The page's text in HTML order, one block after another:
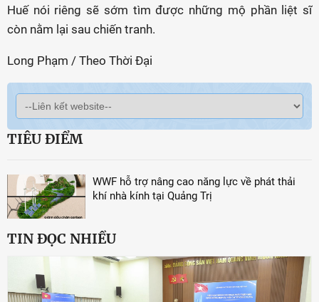
Huế nói riêng sẽ sớm tìm được những mộ phần liệt sĩ
còn nằm lại sau chiến tranh.
Long Phạm / Theo Thời Đại
TIÊU ĐIỂM
WWF hỗ trợ nâng cao năng lực về phát thải
khí nhà kính tại Quảng Trị
TIN ĐỌC NHIỀU